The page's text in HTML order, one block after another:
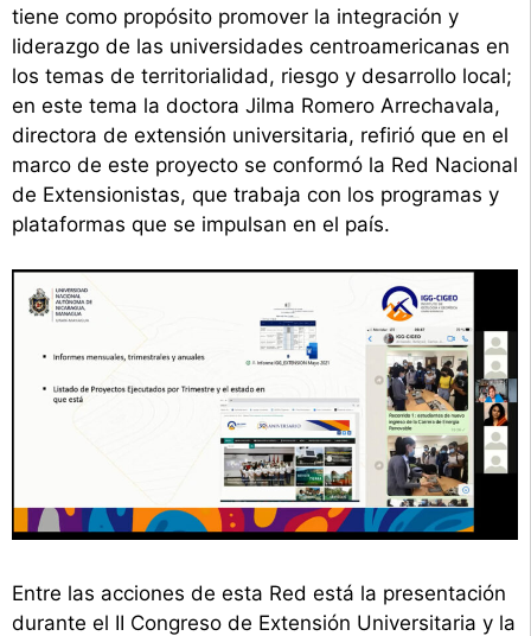
tiene como propósito promover la integración y
liderazgo de las universidades centroamericanas en
los temas de territorialidad, riesgo y desarrollo local;
en este tema la doctora Jilma Romero Arrechavala,
directora de extensión universitaria, refirió que en el
marco de este proyecto se conformó la Red Nacional
de Extensionistas, que trabaja con los programas y
plataformas que se impulsan en el país.
Entre las acciones de esta Red está la presentación
durante el II Congreso de Extensión Universitaria y la